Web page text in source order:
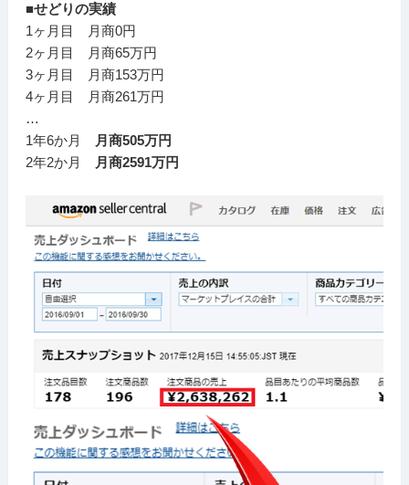
■せどりの実績
1ヶ月目 月商0円
2ヶ月目 月商65万円
3ヶ月目 月商153万円
4ヶ月目 月商261万円
…
1年6か月
月商505万円
2年2か月
月商2591万円